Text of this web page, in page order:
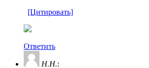
[Цитировать]
Ответить
Н.Н.: